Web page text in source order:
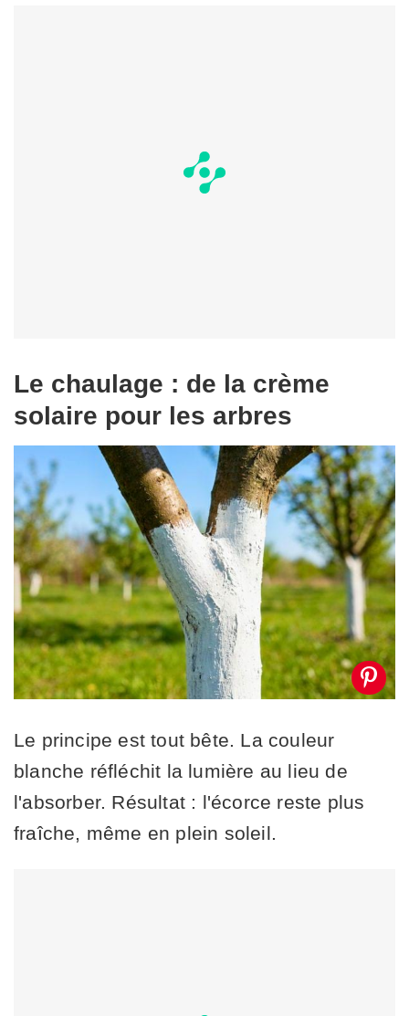
Le chaulage : de la crème
solaire pour les arbres
Le principe est tout bête. La couleur
blanche réfléchit la lumière au lieu de
l'absorber. Résultat : l'écorce reste plus
fraîche, même en plein soleil.